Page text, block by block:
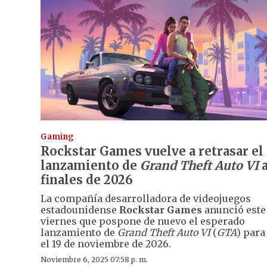
Gaming
Rockstar Games vuelve a retrasar el
lanzamiento de Grand Theft Auto VI
finales de 2026
La compañía desarrolladora de videojuegos
estadounidense Rockstar Games anunció este
viernes que pospone de nuevo el esperado
lanzamiento de Grand Theft Auto VI(GTA) para
el 19 de noviembre de 2026.
Noviembre 6, 2025 07:58 p. m.